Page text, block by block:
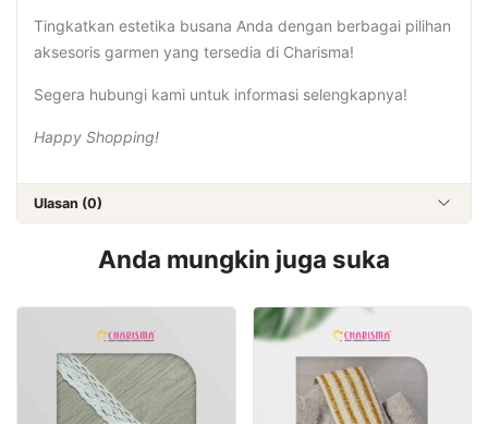
Tingkatkan estetika busana Anda dengan berbagai pilihan
aksesoris garmen yang tersedia di Charisma!
Segera hubungi kami untuk informasi selengkapnya!
Happy Shopping!
Ulasan (0)
Anda mungkin juga suka